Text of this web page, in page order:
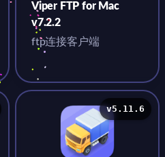
Viper FTP for Mac
v7.2.2
ftp连接客户端
v5.11.6